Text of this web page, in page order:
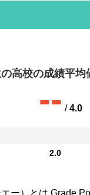
高校の成績平均
-- /4.0
2.0
ー）とは Grade